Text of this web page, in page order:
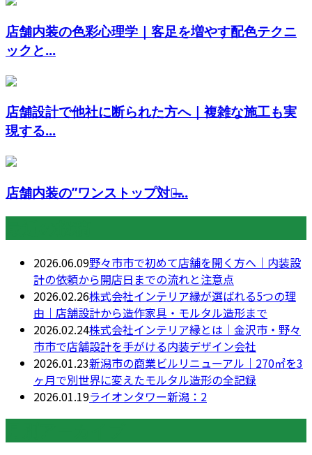
店舗内装の色彩心理学｜客足を増やす配色テクニ
ックと...
店舗設計で他社に断られた方へ｜複雑な施工も実
現する...
店舗内装の”ワンストップ対応̶...
2026.06.09野々市市で初めて店舗を開く方へ｜内装設
計の依頼から開店日までの流れと注意点
2026.02.26株式会社インテリア縁が選ばれる5つの理
由｜店舗設計から造作家具・モルタル造形まで
2026.02.24株式会社インテリア縁とは｜金沢市・野々
市市で店舗設計を手がける内装デザイン会社
2026.01.23新潟市の商業ビルリニューアル｜270㎡を3
ヶ月で別世界に変えたモルタル造形の全記録
2026.01.19ライオンタワー新潟：2